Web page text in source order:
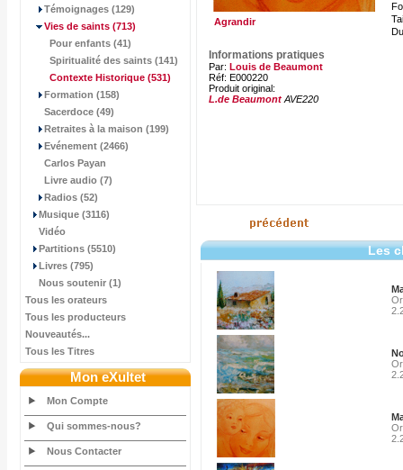
Témoignages (129)
Vies de saints (713)
Pour enfants (41)
Spiritualité des saints (141)
Contexte Historique (531)
Formation (158)
Sacerdoce (49)
Retraites à la maison (199)
Evénement (2466)
Carlos Payan
Livre audio (7)
Radios (52)
Musique (3116)
Vidéo
Partitions (5510)
Livres (795)
Nous soutenir (1)
Tous les orateurs
Tous les producteurs
Nouveautés...
Tous les Titres
Mon eXultet
Mon Compte
Qui sommes-nous?
Nous Contacter
Agrandir
Informations pratiques
Par: Louis de Beaumont
Réf: E000220
Produit original:
L.de Beaumont AVE220
Les